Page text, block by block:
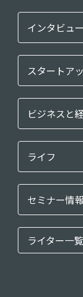
インタビュ
スタートア
ビジネスと
ライフ
セミナー情報
ライター一覧